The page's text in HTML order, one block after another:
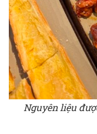
Nguyên liệu